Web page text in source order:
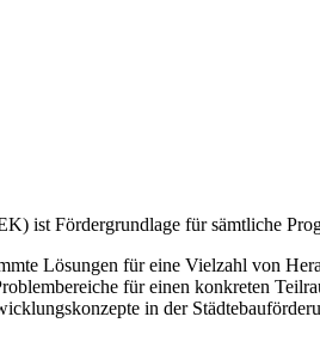
ist Fördergrundlage für sämtliche
Lösungen für eine Vielzahl von
für einen konkreten
in der